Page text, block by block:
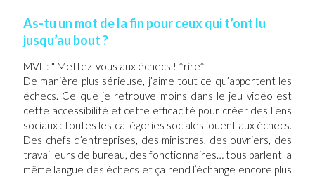
As-tu un mot de la fin pour ceux qui t’ont lu
jusqu’au bout ?
MVL : " Mettez-vous aux échecs ! *rire*
De manière plus sérieuse, j’aime tout ce qu’apportent les
échecs. Ce que je retrouve moins dans le jeu vidéo est
cette accessibilité et cette efficacité pour créer des liens
sociaux : toutes les catégories sociales jouent aux échecs.
Des chefs d’entreprises, des ministres, des ouvriers, des
travailleurs de bureau, des fonctionnaires… tous parlent la
même langue des échecs et ça rend l’échange encore plus